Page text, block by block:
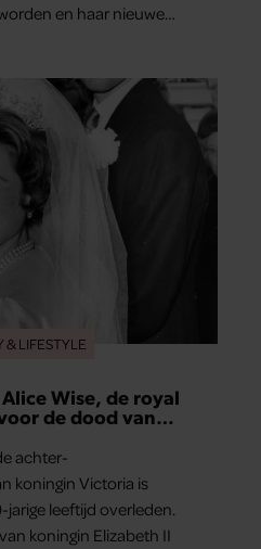
en haar nieuwe
& LIFESTYLE
Wise, de royal
de dood van
achter-
koningin Victoria is
leeftijd overleden.
koningin Elizabeth II